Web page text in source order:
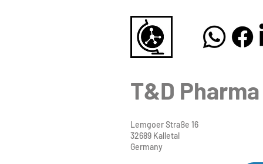
T&D Pharma
Lemgoer Straße 16
32689 Kalletal
Germany